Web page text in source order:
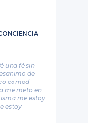
una fé sin
de
comod
me meto en
me estoy
estoy